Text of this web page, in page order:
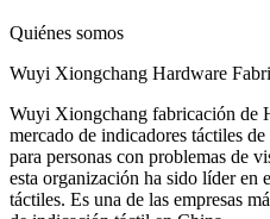
Quiénes somos
Wuyi Xiongchang Hardware
Wuyi Xiongchang fabricación de
mercado de indicadores táctiles
para personas con problemas de
esta organización ha sido líder en
táctiles. Es una de las empresas